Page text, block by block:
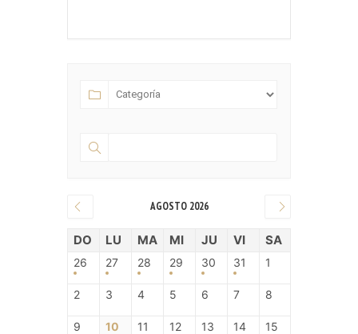
AGOSTO 2026
DO LU MA MI JU VI SA
26 27 28 29 30 31 1
2 3 4 5 6 7 8
9 10 11 12 13 14 15